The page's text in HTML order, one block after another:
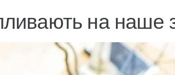
на наше